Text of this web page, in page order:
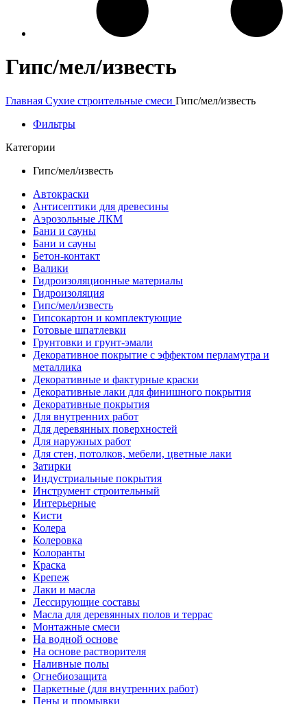
Гипс/мел/известь
Главная Сухие строительные смеси Гипс/мел/известь
Фильтры
Категории
Гипс/мел/известь
Автокраски
Антисептики для древесины
Аэрозольные ЛКМ
Бани и сауны
Бани и сауны
Бетон-контакт
Валики
Гидроизоляционные материалы
Гидроизоляция
Гипс/мел/известь
Гипсокартон и комплектующие
Готовые шпатлевки
Грунтовки и грунт-эмали
Декоративное покрытие с эффектом перламутра и
металлика
Декоративные и фактурные краски
Декоративные лаки для финишного покрытия
Декоративные покрытия
Для внутренних работ
Для деревянных поверхностей
Для наружных работ
Для стен, потолков, мебели, цветные лаки
Затирки
Индустриальные покрытия
Инструмент строительный
Интерьерные
Кисти
Колера
Колеровка
Колоранты
Краска
Крепеж
Лаки и масла
Лессирующие составы
Масла для деревянных полов и террас
Монтажные смеси
На водной основе
На основе растворителя
Наливные полы
Огнебиозащита
Паркетные (для внутренних работ)
Пены и промывки